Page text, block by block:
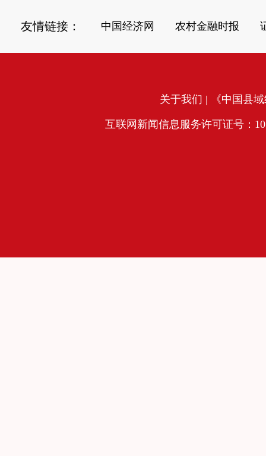
友情链接： 中国经济网 农村金融时报
关于我们 | 《中国县
互联网新闻信息服务许可证号：